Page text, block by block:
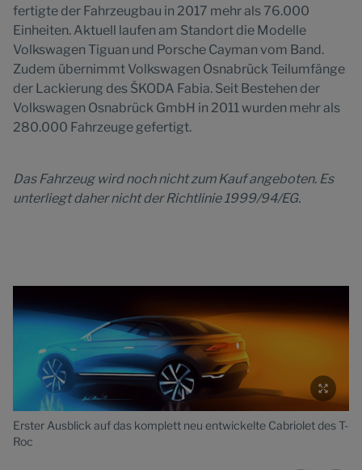
fertigte der Fahrzeugbau in 2017 mehr als 76.000
Einheiten. Aktuell laufen am Standort die Modelle
Volkswagen Tiguan und Porsche Cayman vom Band.
Zudem übernimmt Volkswagen Osnabrück Teilumfänge
der Lackierung des ŠKODA Fabia. Seit Bestehen der
Volkswagen Osnabrück GmbH in 2011 wurden mehr als
280.000 Fahrzeuge gefertigt.
Das Fahrzeug wird noch nicht zum Kauf angeboten. Es
unterliegt daher nicht der Richtlinie 1999/94/EG.
Erster Ausblick auf das komplett neu entwickelte Cabriolet des T-
Roc